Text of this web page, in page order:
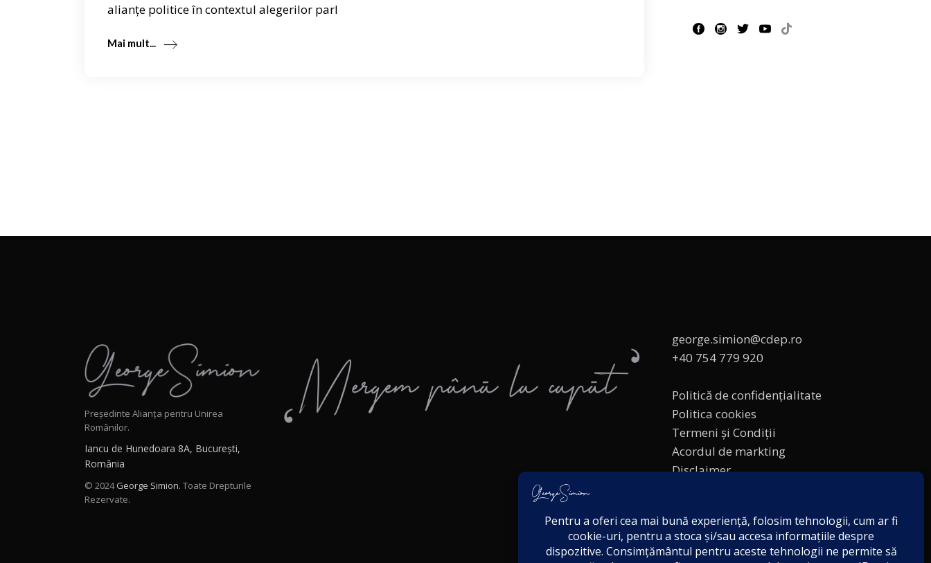
alianțe politice în contextul alegerilor parl
Mai mult...
Președinte Alianța pentru Unirea
Românilor.
Iancu de Hunedoara 8A, București,
România
© 2024George Simion. Toate Drepturile
Rezervate.
george.simion@cdep.ro
+40 754 779 920
Politică de confidențialitate
Politica cookies
Termeni și Condiții
Acordul de markting
Disclaimer